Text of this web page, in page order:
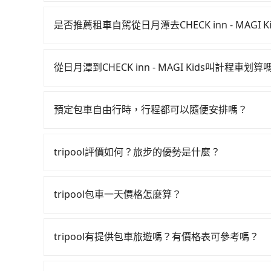
一直到23:03，台中-南港一天最多有103班次高鐵
等待車站前排班的計程車，搭上小黃後約花68分
北大城市的500倍，且日月潭並未位於市區，可能
額外浪費25分鐘在轉乘與等車上，現在還不馬上
是否推薦租車自駕從日月潭去CHECK inn - MAGI
租車車行-日月潭小客車租賃。一般租車以天為單
里，超過還會額外加收100~2,000元不等的費用
費。再者，租車地點可能離日月潭還有段路，且
從日月潭到CHECK inn - MAGI Kids叫計程車划算
話至南投縣魚池鄉當地唯一的計程車行-日月星光
500倍之多。如果當天或隔天也要原路返回，宜蘭
預定包車自由行時，行程都可以隨便安排嗎？
的需求安排的。
tripool評價如何？旅步的優勢是什麼？
外，tripool司機專業的駕駛和親切服務態度也獲
tripool包車一天價格怎麼算？
官網一鍵查價，即時試算您包車費用，清楚透明，
tripool有提供包車旅遊嗎？有價格表可參考嗎？